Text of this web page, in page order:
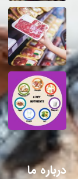
درباره ما